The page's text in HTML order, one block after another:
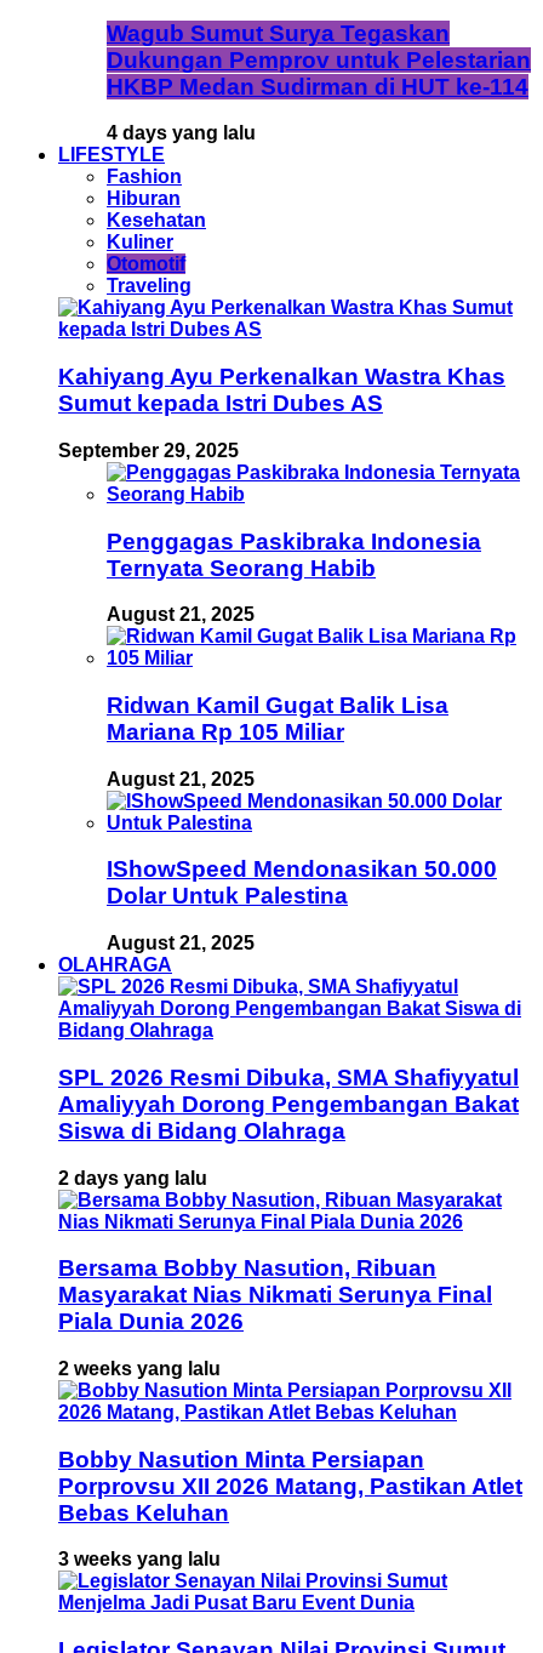
Wagub Sumut Surya Tegaskan
Dukungan Pemprov untuk Pelestarian
HKBP Medan Sudirman di HUT ke-114
4 days yang lalu
LIFESTYLE
Fashion
Hiburan
Kesehatan
Kuliner
Otomotif
Traveling
Kahiyang Ayu Perkenalkan Wastra Khas
Sumut kepada Istri Dubes AS
September 29, 2025
Penggagas Paskibraka Indonesia
Ternyata Seorang Habib
August 21, 2025
Ridwan Kamil Gugat Balik Lisa
Mariana Rp 105 Miliar
August 21, 2025
IShowSpeed Mendonasikan 50.000
Dolar Untuk Palestina
August 21, 2025
OLAHRAGA
SPL 2026 Resmi Dibuka, SMA Shafiyyatul
Amaliyyah Dorong Pengembangan Bakat
Siswa di Bidang Olahraga
2 days yang lalu
Bersama Bobby Nasution, Ribuan
Masyarakat Nias Nikmati Serunya Final
Piala Dunia 2026
2 weeks yang lalu
Bobby Nasution Minta Persiapan
Porprovsu XII 2026 Matang, Pastikan Atlet
Bebas Keluhan
3 weeks yang lalu